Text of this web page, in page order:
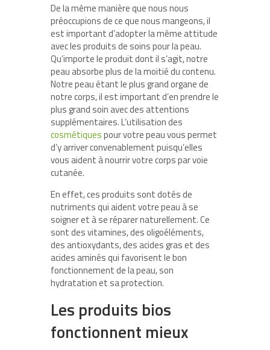
De la même manière que nous nous
préoccupions de ce que nous mangeons, il
est important d’adopter la même attitude
avec les produits de soins pour la peau.
Qu’importe le produit dont il s’agit, notre
peau absorbe plus de la moitié du contenu.
Notre peau étant le plus grand organe de
notre corps, il est important d’en prendre le
plus grand soin avec des attentions
supplémentaires. L’utilisation des
cosmétiquespour votre peau vous permet
d’y arriver convenablement puisqu’elles
vous aident à nourrir votre corps par voie
cutanée.
En effet, ces produits sont dotés de
nutriments qui aident votre peau à se
soigner et à se réparer naturellement. Ce
sont des vitamines, des oligoéléments,
des antioxydants, des acides gras et des
acides aminés qui favorisent le bon
fonctionnement de la peau, son
hydratation et sa protection.
Les produits bios
fonctionnent mieux